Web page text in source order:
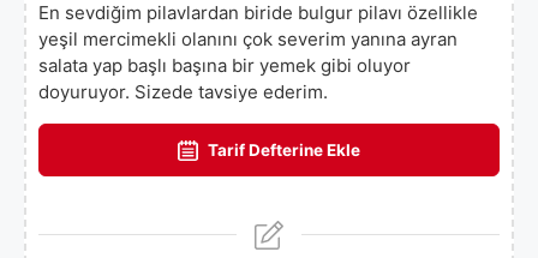
En sevdiğim pilavlardan biride bulgur pilavı özellikle
yeşil mercimekli olanını çok severim yanına ayran
salata yap başlı başına bir yemek gibi oluyor
doyuruyor. Sizede tavsiye ederim.
Tarif Defterine Ekle